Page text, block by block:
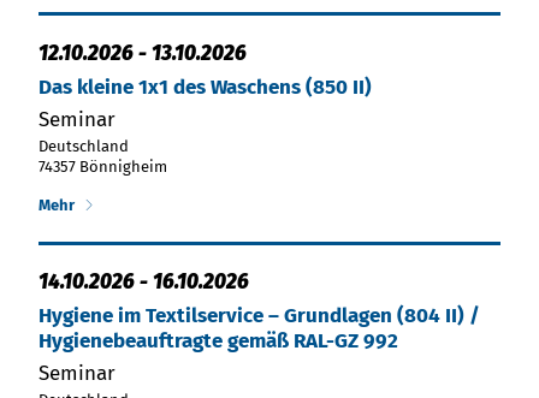
12.10.2026 - 13.10.2026
Das kleine 1x1 des Waschens (850 II)
Seminar
Deutschland
74357 Bönnigheim
Mehr
14.10.2026 - 16.10.2026
Hy­gie­ne im Tex­til­ser­vice – Grund­la­gen (804 II) /
Hygienebeauftragte gemäß RAL-GZ 992
Seminar